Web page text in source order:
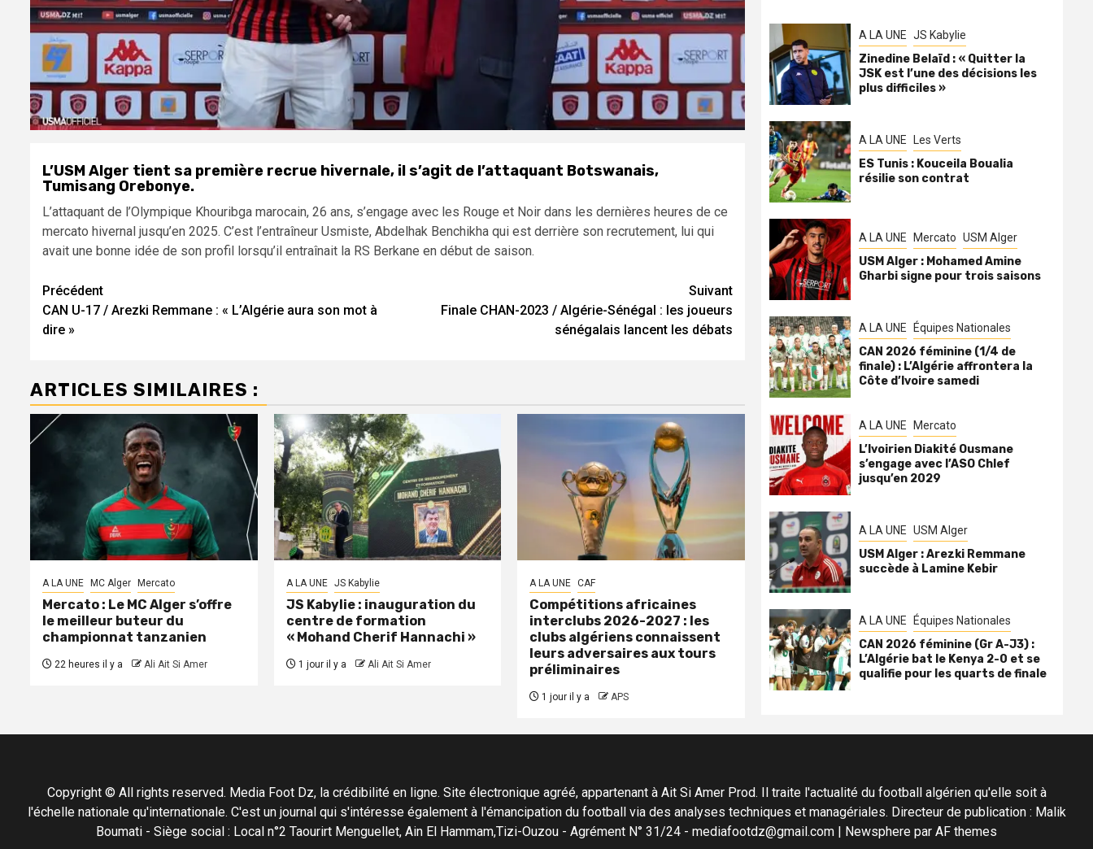
L’USM Alger tient sa première recrue hivernale, il s’agit de l’attaquant Botswanais,
Tumisang Orebonye.
L’attaquant de l’Olympique Khouribga marocain, 26 ans, s’engage avec les Rouge et Noir dans les dernières heures de ce
mercato hivernal jusqu’en 2025. C’est l’entraîneur Usmiste, Abdelhak Benchikha qui est derrière son recrutement, lui qui
avait une bonne idée de son profil lorsqu’il entraînait la RS Berkane en début de saison.
Navigation
d’article
Précédent
CAN U-17 / Arezki Remmane : « L’Algérie aura son mot à
dire »
Suivant
Finale CHAN-2023 / Algérie-Sénégal : les joueurs
sénégalais lancent les débats
ARTICLES SIMILAIRES :
A LA UNE MC Alger Mercato
Mercato : Le MC Alger s’offre
le meilleur buteur du
championnat tanzanien
22 heures il y a Ali Ait Si Amer
A LA UNE JS Kabylie
JS Kabylie : inauguration du
centre de formation
« Mohand Cherif Hannachi »
1 jour il y a Ali Ait Si Amer
A LA UNE CAF
Compétitions africaines
interclubs 2026-2027 : les
clubs algériens connaissent
leurs adversaires aux tours
préliminaires
1 jour il y a APS
A LA UNE JS Kabylie
Zinedine Belaïd : « Quitter la
JSK est l’une des décisions les
plus difficiles »
A LA UNE Les Verts
ES Tunis : Kouceila Boualia
résilie son contrat
A LA UNE Mercato USM Alger
USM Alger : Mohamed Amine
Gharbi signe pour trois saisons
A LA UNE Équipes Nationales
CAN 2026 féminine (1/4 de
finale) : L’Algérie affrontera la
Côte d’Ivoire samedi
A LA UNE Mercato
L’Ivoirien Diakité Ousmane
s’engage avec l’ASO Chlef
jusqu’en 2029
A LA UNE USM Alger
USM Alger : Arezki Remmane
succède à Lamine Kebir
A LA UNE Équipes Nationales
CAN 2026 féminine (Gr A-J3) :
L’Algérie bat le Kenya 2-0 et se
qualifie pour les quarts de finale
Copyright © All rights reserved. Media Foot Dz, la crédibilité en ligne. Site électronique agréé, appartenant à Ait Si Amer Prod. Il traite l'actualité du football algérien qu'elle soit à
l'échelle nationale qu'internationale. C'est un journal qui s'intéresse également à l'émancipation du football via des analyses techniques et managériales. Directeur de publication : Malik
Boumati - Siège social : Local n°2 Taourirt Menguellet, Ain El Hammam,Tizi-Ouzou - Agrément N° 31/24 - mediafootdz@gmail.com
Newsphere par AF themes